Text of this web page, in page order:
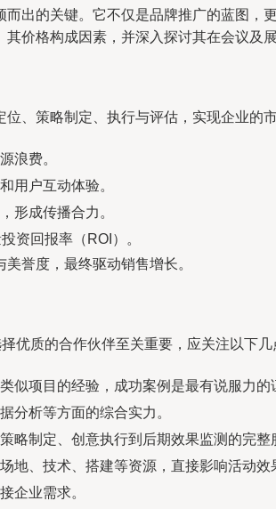
出的关键。它不仅是品牌推广的蓝图，
价格构成因素，并深入探讨其在会议及
、策略制定、执行与评估，实现企业的
浪费。
用户互动体验。
形成传播合力。
资回报率（ROI）。
誉度，最终驱动销售增长。
优质的合作伙伴至关重要，应关注以下几
似项目的经验，成功案例是最有说服力的
分析等方面的综合实力。
略制定、创意执行到后期效果监测的完整
地、技术、搭建等资源，直接影响活动效
企业需求。